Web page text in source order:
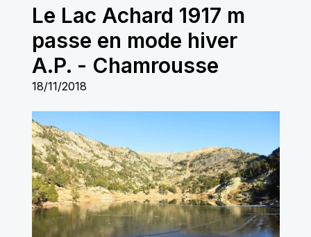
Le Lac Achard 1917 m
passe en mode hiver
A.P. - Chamrousse
18/11/2018